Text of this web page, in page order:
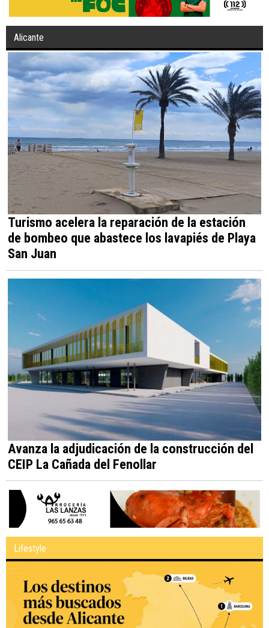
Alicante
Turismo acelera la reparación de la estación
de bombeo que abastece los lavapiés de Playa
San Juan
Avanza la adjudicación de la construcción del
CEIP La Cañada del Fenollar
Lifestyle